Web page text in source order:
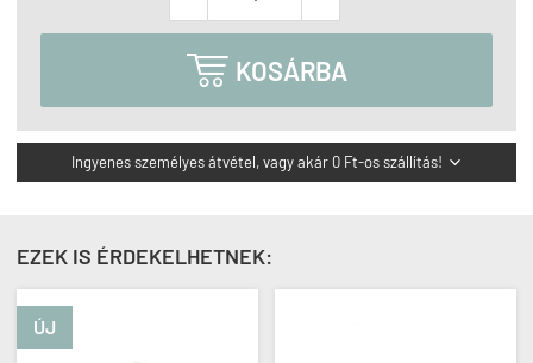
 KOSÁRBA
Ingyenes személyes átvétel, vagy akár 0 Ft-os szállítás! 
EZEK IS ÉRDEKELHETNEK:
ÚJ